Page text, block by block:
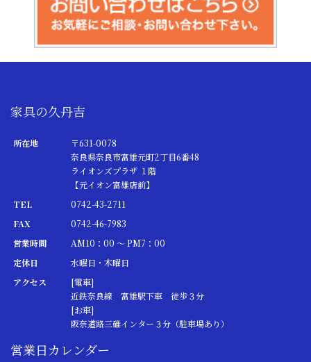
家具の久丹吉
所在地
〒631-0078
奈良県奈良市富雄元町2丁目6番48
ライオンズプラザ １階
【元イオン富雄店前】
TEL
0742-43-2711
FAX
0742-46-7983
営業時間
AM10：00 ～ PM7：00
定休日
水曜日・木曜日
アクセス
[電車]
近鉄奈良線 富雄駅下車 徒歩３分
[お車]
阪奈道路三碓インター３分（駐車場あり）
営業日カレンダー